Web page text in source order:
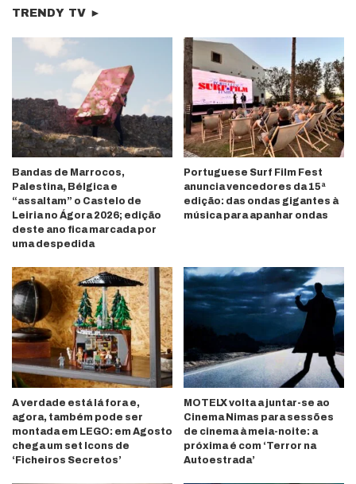
TRENDY TV ►
Bandas de Marrocos,
Palestina, Bélgica e
“assaltam” o Castelo de
Leiria no Ágora 2026; edição
deste ano fica marcada por
uma despedida
Portuguese Surf Film Fest
anuncia vencedores da 15ª
edição: das ondas gigantes à
música para apanhar ondas
A verdade está lá fora e,
agora, também pode ser
montada em LEGO: em Agosto
chega um set Icons de
‘Ficheiros Secretos’
MOTELX volta a juntar-se ao
Cinema Nimas para sessões
de cinema à meia-noite: a
próxima é com ‘Terror na
Autoestrada’